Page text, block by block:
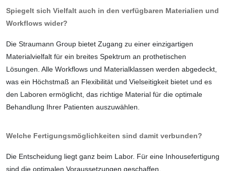
Spiegelt sich Vielfalt auch in den verfügbaren Materialien und
Workflows wider?
Die Straumann Group bietet Zugang zu einer einzigartigen
Materialvielfalt für ein breites Spektrum an prothetischen
Lösungen. Alle Workflows und Materialklassen werden abgedeckt,
was ein Höchstmaß an Flexibilität und Vielseitigkeit bietet und es
den Laboren ermöglicht, das richtige Material für die optimale
Behandlung Ihrer Patienten aus­zuwählen.
Welche Fertigungsmöglichkeiten sind damit verbunden?
Die Entscheidung liegt ganz beim Labor. Für eine Inhousefertigung
sind die optimalen Voraussetzungen geschaffen.